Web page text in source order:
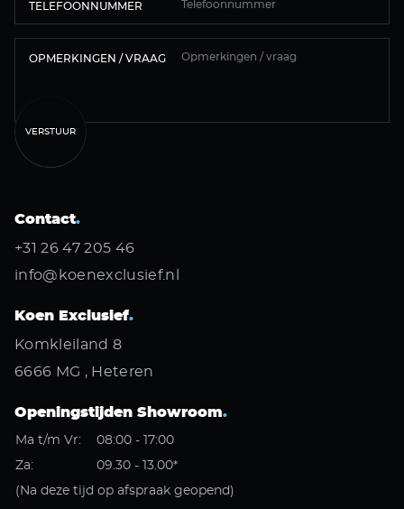
TELEFOONNUMMER
OPMERKINGEN / VRAAG
VERSTUUR
Contact.
+31 26 47 205 46
info@koenexclusief.nl
Koen Exclusief.
Komkleiland 8
6666 MG , Heteren
Openingstijden Showroom.
Ma t/m Vr:
08:00 - 17:00
Za:
09.30 - 13.00*
(Na deze tijd op afspraak geopend)